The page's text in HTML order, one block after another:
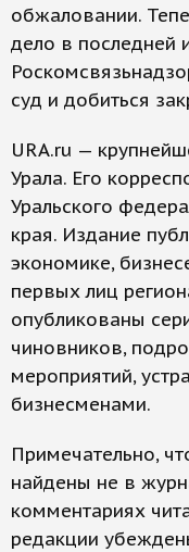
обжаловании.
дело в последней
суд и добиться
URA.ru —
Урала. Его
Уральского
края. Издание
экономике,
первых лиц
опубликованы
чиновников,
мероприятий,
бизнесменами.
Примечательно,
найдены не в
комментариях
редакции